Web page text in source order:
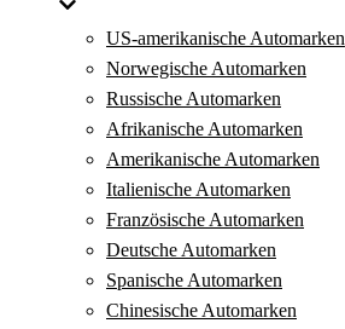
US-amerikanische Automarken
Norwegische Automarken
Russische Automarken
Afrikanische Automarken
Amerikanische Automarken
Italienische Automarken
Französische Automarken
Deutsche Automarken
Spanische Automarken
Chinesische Automarken